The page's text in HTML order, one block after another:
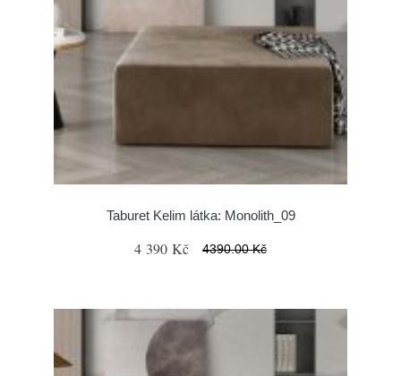
Taburet Kelim látka: Monolith_09
4 390 Kč 4390.00 Kč